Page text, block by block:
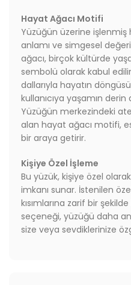
Hayat Ağacı Motifi
Yüzüğün üzerine
anlamı ve simgesel
ağacı, birçok kültürde
sembolü olarak kabul
dallarıyla hayatın
kullanıcıya yaşamın derin
Yüzüğün merkezindeki
alan hayat ağacı motifi,
bir araya getirir.
Kişiye Özel İşleme
Bu yüzük, kişiye özel
imkanı sunar. İstenilen
kısımlarına zarif bir
seçeneği, yüzüğü daha
size veya sevdiklerinize